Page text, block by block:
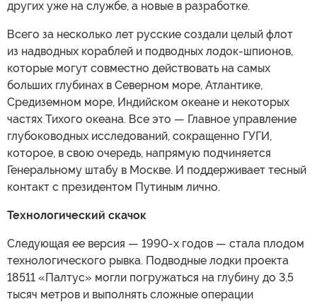
других уже на службе, а новые в разработке.
Всего за несколько лет русские создали целый флот
из надводных кораблей и подводных лодок-шпионов,
которые могут совместно действовать на самых
больших глубинах в Северном море, Атлантике,
Средиземном море, Индийском океане и некоторых
частях Тихого океана. Все это — Главное управление
глубоководных исследований, сокращенно ГУГИ,
которое, в свою очередь, напрямую подчиняется
Генеральному штабу в Москве. И поддерживает тесный
контакт с президентом Путиным лично.
Технологический скачок
Следующая ее версия — 1990-х годов — стала плодом
технологического рывка. Подводные лодки проекта
18511 «Палтус» могли погружаться на глубину до 3,5
тысяч метров и выполнять сложные операции